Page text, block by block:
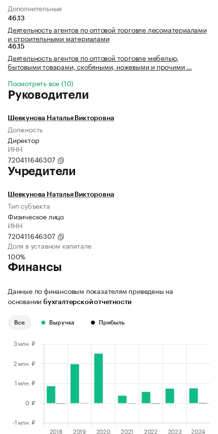
Дополнительные
46.13
Деятельность агентов по оптовой торговле лесоматериалами
и строительными материалами
46.15
Деятельность агентов по оптовой торговле мебелью,
бытовыми товарами, скобяными, ножевыми и прочими …
Посмотреть все (10)
Руководители
Шевкунова Наталья Викторовна
Должность
Директор
ИНН
720411646307
Учредители
Шевкунова Наталья Викторовна
Тип субъекта
Физическое лицо
ИНН
720411646307
Доля в уставном капитале
100%
Финансы
Данные по финансовым показателям приведены на
основании бухгалтерской отчетности
Все Выручка Прибыль